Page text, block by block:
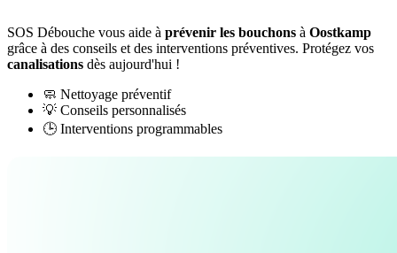
SOS Débouche vous aide à prévenir les bouchons à Oostkamp
grâce à des conseils et des interventions préventives. Protégez vos
canalisations dès aujourd'hui !
🧼 Nettoyage préventif
💡 Conseils personnalisés
🕒 Interventions programmables